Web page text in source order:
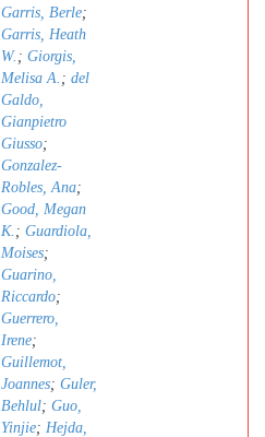
Garris, Berle;
Garris, Heath
W. ; Giorgis,
Melisa A. ; del
Galdo,
Gianpietro
Giusso;
Gonzalez-
Robles, Ana;
Good, Megan
K. ; Guardiola,
Moises;
Guarino,
Riccardo;
Guerrero,
Irene;
Guillemot,
Joannes; Guler,
Behlul; Guo,
Yinjie; Hejda,